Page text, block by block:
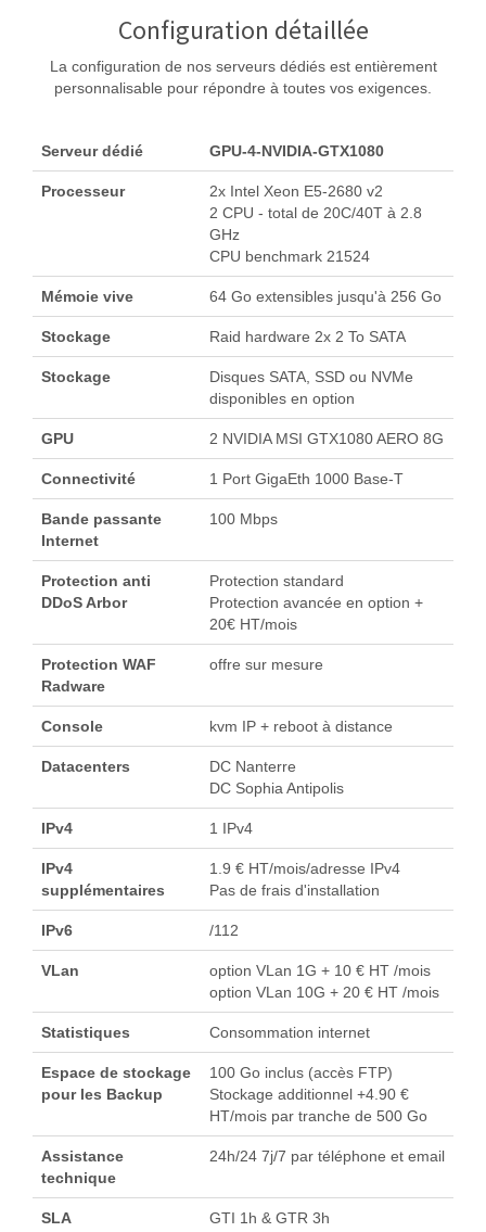
Configuration détaillée
La configuration de nos serveurs dédiés est entièrement
personnalisable pour répondre à toutes vos exigences.
Serveur dédié GPU-4-NVIDIA-GTX1080
Processeur
2x Intel Xeon E5-2680 v2
2 CPU - total de 20C/40T à 2.8
GHz
CPU benchmark 21524
Mémoie vive 64 Go extensibles jusqu'à 256 Go
Stockage Raid hardware 2x 2 To SATA
Stockage
Disques SATA, SSD ou NVMe
disponibles en option
GPU 2 NVIDIA MSI GTX1080 AERO 8G
Connectivité 1 Port GigaEth 1000 Base-T
Bande passante
Internet
100 Mbps
Protection anti
DDoS Arbor
Protection standard
Protection avancée en option +
20€ HT/mois
Protection WAF
Radware
offre sur mesure
Console kvm IP + reboot à distance
Datacenters
DC Nanterre
DC Sophia Antipolis
IPv4 1 IPv4
IPv4
supplémentaires
1.9 € HT/mois/adresse IPv4
Pas de frais d'installation
IPv6 /112
VLan
option VLan 1G + 10 € HT /mois
option VLan 10G + 20 € HT /mois
Statistiques Consommation internet
Espace de stockage
pour les Backup
100 Go inclus (accès FTP)
Stockage additionnel +4.90 €
HT/mois par tranche de 500 Go
Assistance
technique
24h/24 7j/7 par téléphone et email
SLA GTI 1h & GTR 3h